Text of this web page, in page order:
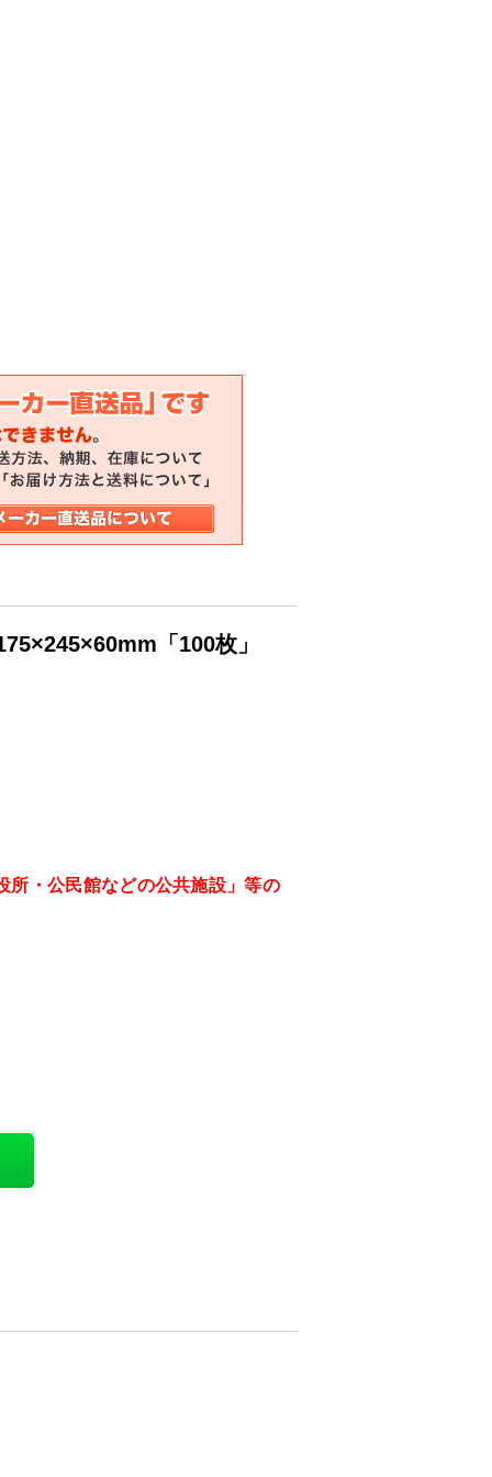
「100枚」
所・公民館などの公共施設」等の